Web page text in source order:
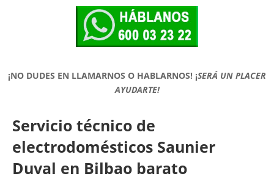
¡NO DUDES EN LLAMARNOS O HABLARNOS! ¡SERÁ UN PLACER
AYUDARTE!
Servicio técnico de
electrodomésticos Saunier
Duval en Bilbao barato